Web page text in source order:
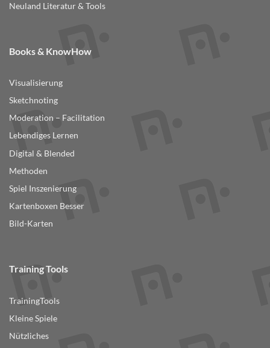
Neuland Literatur & Tools
Books & KnowHow
Visualisierung
Sketchnoting
Moderation – Facilitation
Lebendiges Lernen
Digital & Blended
Methoden
Spiel Inszenierung
Kartenboxen Besser
Bild-Karten
Training Tools
TrainingTools
Kleine Spiele
Nützliches